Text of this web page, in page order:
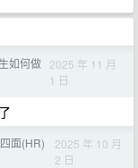
如何做 2025 年 11 月
1 日
面(HR)
2025 年 10 月
2 日